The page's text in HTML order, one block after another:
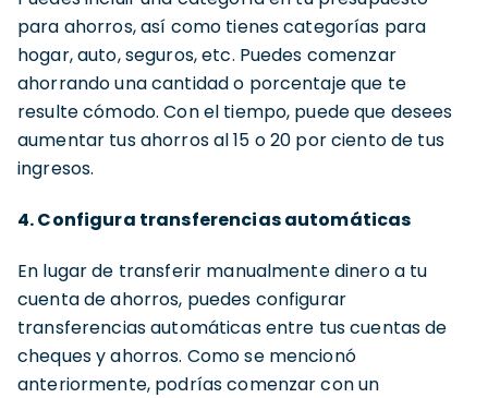
para ahorros, así como tienes categorías para
hogar, auto, seguros, etc. Puedes comenzar
ahorrando una cantidad o porcentaje que te
resulte cómodo. Con el tiempo, puede que desees
aumentar tus ahorros al 15 o 20 por ciento de tus
ingresos.
4. Configura transferencias automáticas
En lugar de transferir manualmente dinero a tu
cuenta de ahorros, puedes configurar
transferencias automáticas entre tus cuentas de
cheques y ahorros. Como se mencionó
anteriormente, podrías comenzar con un